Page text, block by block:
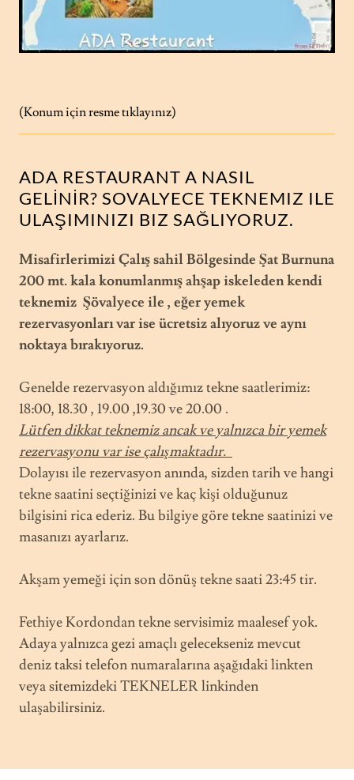
(Konum için resme tıklayınız)
ADA RESTAURANT A NASIL
GELİNİR? SOVALYECE TEKNEMIZ ILE
ULAŞIMINIZI BIZ SAĞLIYORUZ.
Misafirlerimizi Çalış sahil Bölgesinde Şat Burnuna
200 mt. kala konumlanmış ahşap iskeleden kendi
teknemiz Şövalyece ile , eğer yemek
rezervasyonları var ise ücretsiz alıyoruz ve aynı
noktaya bırakıyoruz.
Genelde rezervasyon aldığımız tekne saatlerimiz:
18:00, 18.30 , 19.00 ,19.30 ve 20.00 .
Lütfen dikkat teknemiz ancak ve yalnızca bir yemek
rezervasyonu var ise çalışmaktadır.
Dolayısı ile rezervasyon anında, sizden tarih ve hangi
tekne saatini seçtiğinizi ve kaç kişi olduğunuz
bilgisini rica ederiz. Bu bilgiye göre tekne saatinizi ve
masanızı ayarlarız.
Akşam yemeği için son dönüş tekne saati 23:45 tir.
Fethiye Kordondan tekne servisimiz maalesef yok.
Adaya yalnızca gezi amaçlı gelecekseniz mevcut
deniz taksi telefon numaralarına aşağıdaki linkten
veya sitemizdeki TEKNELER linkinden
ulaşabilirsiniz.